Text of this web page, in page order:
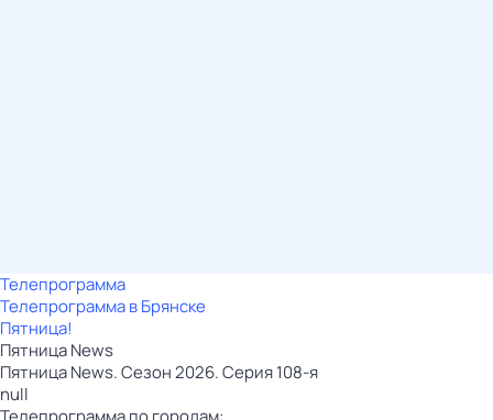
Телепрограмма
Телепрограмма в Брянске
Пятница!
Пятница News
Пятница News. Сезон 2026. Серия 108-я
null